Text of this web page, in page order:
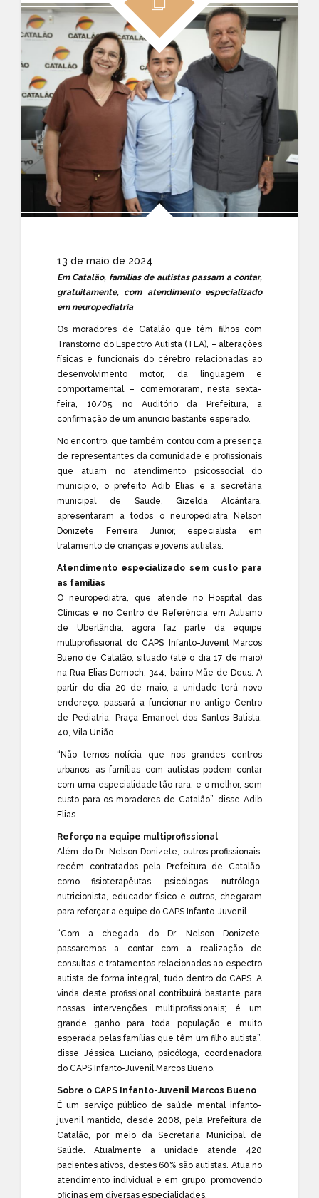
13 de maio de 2024
Em Catalão, famílias de autistas passam a contar,
gratuitamente, com atendimento especializado
em neuropediatria
Os moradores de Catalão que têm filhos com
Transtorno do Espectro Autista (TEA), – alterações
físicas e funcionais do cérebro relacionadas ao
desenvolvimento motor, da linguagem e
comportamental – comemoraram, nesta sexta-
feira, 10/05, no Auditório da Prefeitura, a
confirmação de um anúncio bastante esperado.
No encontro, que também contou com a presença
de representantes da comunidade e profissionais
que atuam no atendimento psicossocial do
município, o prefeito Adib Elias e a secretária
municipal de Saúde, Gizelda Alcântara,
apresentaram a todos o neuropediatra Nelson
Donizete Ferreira Júnior, especialista em
tratamento de crianças e jovens autistas.
Atendimento especializado sem custo para
as famílias
O neuropediatra, que atende no Hospital das
Clínicas e no Centro de Referência em Autismo
de Uberlândia, agora faz parte da equipe
multiprofissional do CAPS Infanto-Juvenil Marcos
Bueno de Catalão, situado (até o dia 17 de maio)
na Rua Elias Democh, 344, bairro Mãe de Deus. A
partir do dia 20 de maio, a unidade terá novo
endereço: passará a funcionar no antigo Centro
de Pediatria, Praça Emanoel dos Santos Batista,
40, Vila União.
“Não temos notícia que nos grandes centros
urbanos, as famílias com autistas podem contar
com uma especialidade tão rara, e o melhor, sem
custo para os moradores de Catalão”, disse Adib
Elias.
Reforço na equipe multiprofissional
Além do Dr. Nelson Donizete, outros profissionais,
recém contratados pela Prefeitura de Catalão,
como fisioterapêutas, psicólogas, nutróloga,
nutricionista, educador físico e outros, chegaram
para reforçar a equipe do CAPS Infanto-Juvenil.
“Com a chegada do Dr. Nelson Donizete,
passaremos a contar com a realização de
consultas e tratamentos relacionados ao espectro
autista de forma integral, tudo dentro do CAPS. A
vinda deste profissional contribuirá bastante para
nossas intervenções multiprofissionais; é um
grande ganho para toda população e muito
esperada pelas famílias que têm um filho autista”,
disse Jéssica Luciano, psicóloga, coordenadora
do CAPS Infanto-Juvenil Marcos Bueno.
Sobre o CAPS Infanto-Juvenil Marcos Bueno
É um serviço público de saúde mental infanto-
juvenil mantido, desde 2008, pela Prefeitura de
Catalão, por meio da Secretaria Municipal de
Saúde. Atualmente a unidade atende 420
pacientes ativos, destes 60% são autistas. Atua no
atendimento individual e em grupo, promovendo
oficinas em diversas especialidades.